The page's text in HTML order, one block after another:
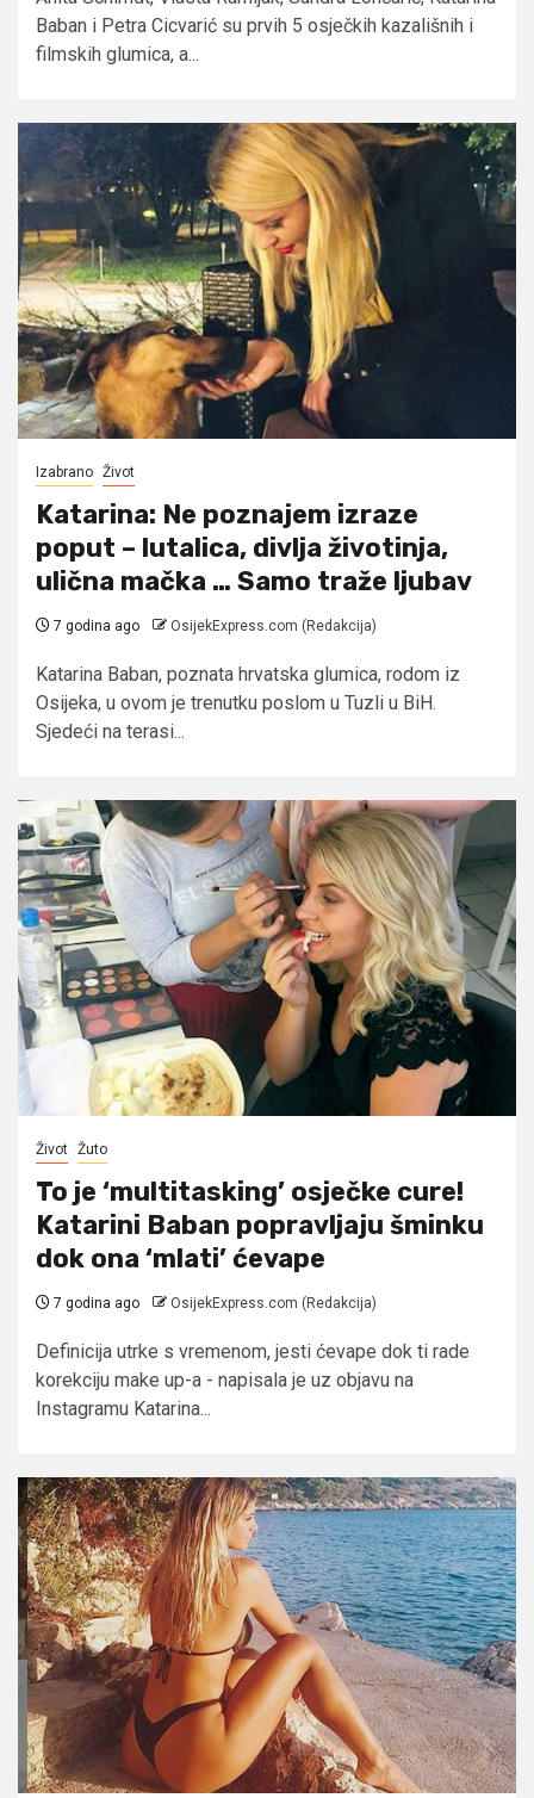
Baban i Petra Cicvarić su prvih 5 osječkih kazališnih i
filmskih glumica, a...
Izabrano Život
Katarina: Ne poznajem izraze
poput – lutalica, divlja životinja,
ulična mačka … Samo traže ljubav
7 godina ago OsijekExpress.com (Redakcija)
Katarina Baban, poznata hrvatska glumica, rodom iz
Osijeka, u ovom je trenutku poslom u Tuzli u BiH.
Sjedeći na terasi...
Život Žuto
To je ‘multitasking’ osječke cure!
Katarini Baban popravljaju šminku
dok ona ‘mlati’ ćevape
7 godina ago OsijekExpress.com (Redakcija)
Definicija utrke s vremenom, jesti ćevape dok ti rade
korekciju make up-a - napisala je uz objavu na
Instagramu Katarina...